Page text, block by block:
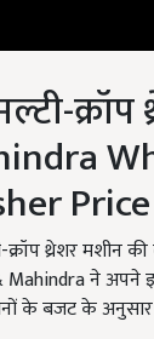
क्रॉप थ्रेशर
ने अपने
के बजट के